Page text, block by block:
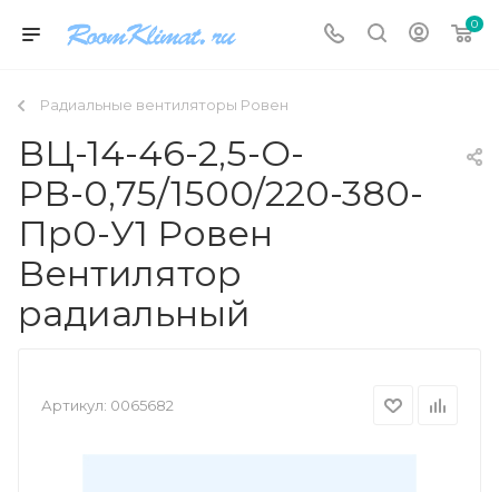
0
Радиальные вентиляторы Ровен
ВЦ-14-46-2,5-О-
РВ-0,75/1500/220-380-
Пр0-У1 Ровен
Вентилятор
радиальный
Артикул: 0065682